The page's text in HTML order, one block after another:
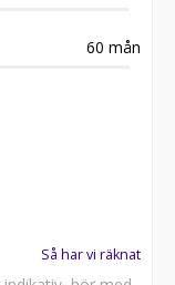
per år, inkl.
i
60 mån
Så har vi räknat